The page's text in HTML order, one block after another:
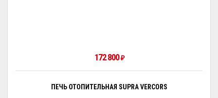
172 800₽
ПЕЧЬ ОТОПИТЕЛЬНАЯ SUPRA VERCORS